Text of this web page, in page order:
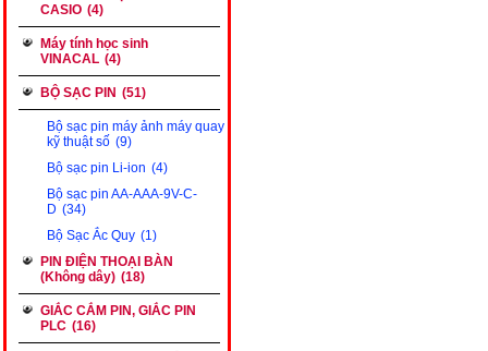
CASIO (4)
Máy tính học sinh
VINACAL (4)
BỘ SẠC PIN (51)
Bộ sạc pin máy ảnh máy quay
kỹ thuật số (9)
Bộ sạc pin Li-ion (4)
Bộ sạc pin AA-AAA-9V-C-
D (34)
Bộ Sạc Ắc Quy (1)
PIN ĐIỆN THOẠI BÀN
(Không dây) (18)
GIẮC CẮM PIN, GIẮC PIN
PLC (16)